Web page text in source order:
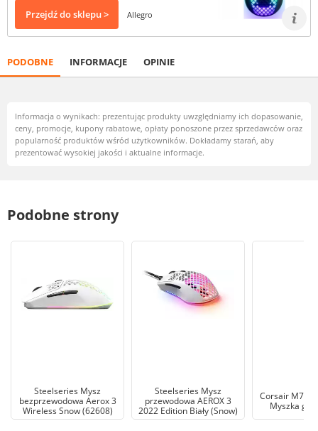
Przejdź do sklepu > Allegro
PODOBNE INFORMACJE OPINIE
Informacja o wynikach: prezentując produkty uwzględniamy ich dopasowanie,
ceny, promocje, kupony rabatowe, opłaty ponoszone przez sprzedawców oraz
popularność produktów wśród użytkowników. Dokładamy starań, aby
prezentować wysokiej jakości i aktualne informacje.
Podobne strony
Steelseries Mysz
bezprzewodowa Aerox 3
Wireless Snow (62608)
Steelseries Mysz
przewodowa AEROX 3
2022 Edition Biały (Snow)
Corsair M75
Myszka